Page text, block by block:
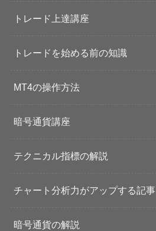
トレード上達講座
トレードを始める前の知識
MT4の操作方法
暗号通貨講座
テクニカル指標の解説
チャート分析力がアップする記事
暗号通貨の解説